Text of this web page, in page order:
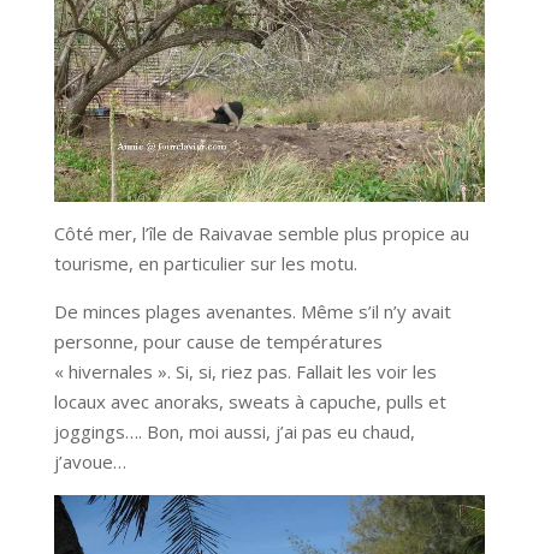
Côté mer, l’île de Raivavae semble plus propice au
tourisme, en particulier sur les motu.
De minces plages avenantes. Même s’il n’y avait
personne, pour cause de températures
« hivernales ». Si, si, riez pas. Fallait les voir les
locaux avec anoraks, sweats à capuche, pulls et
joggings…. Bon, moi aussi, j’ai pas eu chaud,
j’avoue…